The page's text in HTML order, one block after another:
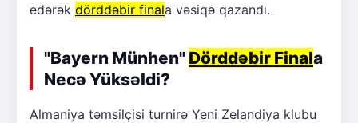
edərək dörddəbir finala vəsiqə qazandı.
"Bayern Münhen" Dörddəbir Finala
Necə Yüksəldi?
Almaniya təmsilçisi turnirə Yeni Zelandiya klubu